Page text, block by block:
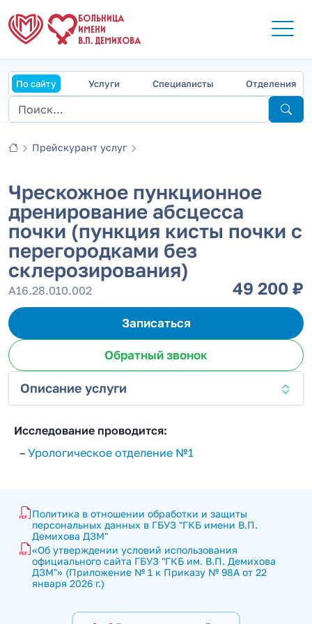
БОЛЬНИЦА
ИМЕНИ
В.П. ДЕМИХОВА
По сайту Услуги Специалисты Отделения
Прейскурант услуг
Чрескожное пункционное
дренирование абсцесса
почки (пункция кисты почки с
перегородками без
склерозирования)
А16.28.010.002 49 200 ₽
Записаться
Обратный звонок
Описание услуги
Исследование проводится:
– Урологическое отделение №1
Политика в отношении обработки и защиты
персональных данных в ГБУЗ "ГКБ имени В.П.
Демихова ДЗМ"
«Об утверждении условий использования
официального сайта ГБУЗ "ГКБ им. В.П. Демихова
ДЗМ"» (Приложение № 1 к Приказу № 98А от 22
января 2026 г.)